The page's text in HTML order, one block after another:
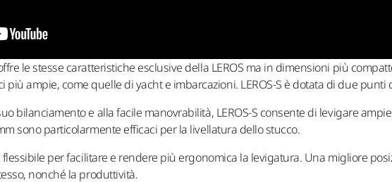
le stesse caratteristiche esclusive della LEROS ma in dimensioni più
ampie, come quelle di yacht e imbarcazioni. LEROS-S è dotata di due
bilanciamento e alla facile manovrabilità, LEROS-S consente di levigare
sono particolarmente efficaci per la livellatura dello stucco.
per facilitare e rendere più ergonomica la levigatura. Una migliore
nonché la produttività.